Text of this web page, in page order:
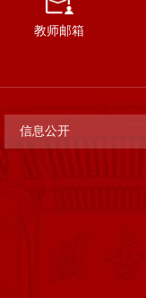
教师邮箱
信息公开